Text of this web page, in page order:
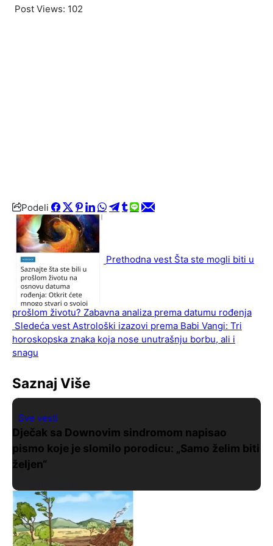
Post Views: 102
Podeli
Prethodna vest Šta ste mogli biti u
prošlom životu? Zabavna analiza prema datumu rođenja
Sledeća vest Astrološki izazovi prema Babi Vangi: Tri
horoskopska znaka koja nose unutrašnju borbu, ali i
snagu
Saznaj Više
Sve vesti
Dječak sa Downovim sindromom napisao
pismo koje je slomilo porodicu: „Samo želim biti
željen“